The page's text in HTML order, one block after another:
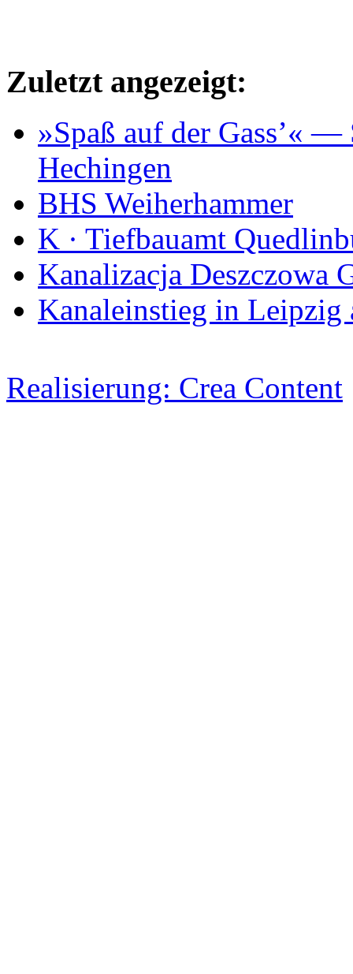
Zuletzt angezeigt:
»Spaß auf der Gass’«
Hechingen
BHS Weiherhammer
K · Tiefbauamt
Kanalizacja Deszczowa
Kanaleinstieg in Leipzig
Realisierung: Crea Content